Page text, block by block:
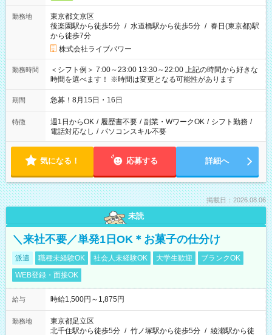
勤務地
東京都文京区
後楽園駅から徒歩5分 / 水道橋駅から徒歩5分 / 春日(東京都)駅
から徒歩7分
株式会社ライブパワー
勤務時間
＜シフト例＞ 7:00～23:00 13:30～22:00 上記の時間から好きな
時間を選べます！ ※時間は変更となる可能性があります
期間 急募！8月15日・16日
特徴 週1日からOK / 履歴書不要 / 副業・WワークOK / シフト勤務 /
電話対応なし / パソコンスキル不要
気になる！ 応募する 詳細へ
掲載日：2026.08.06
未読
＼来社不要／単発1日OK＊お菓子の仕分け
派遣 職種未経験OK 社会人未経験OK 大学生歓迎
ブランクOK
WEB登録・面接OK
給与 時給1,500円～1,875円
勤務地
東京都足立区
北千住駅から徒歩5分 / 竹ノ塚駅から徒歩5分 / 綾瀬駅から徒